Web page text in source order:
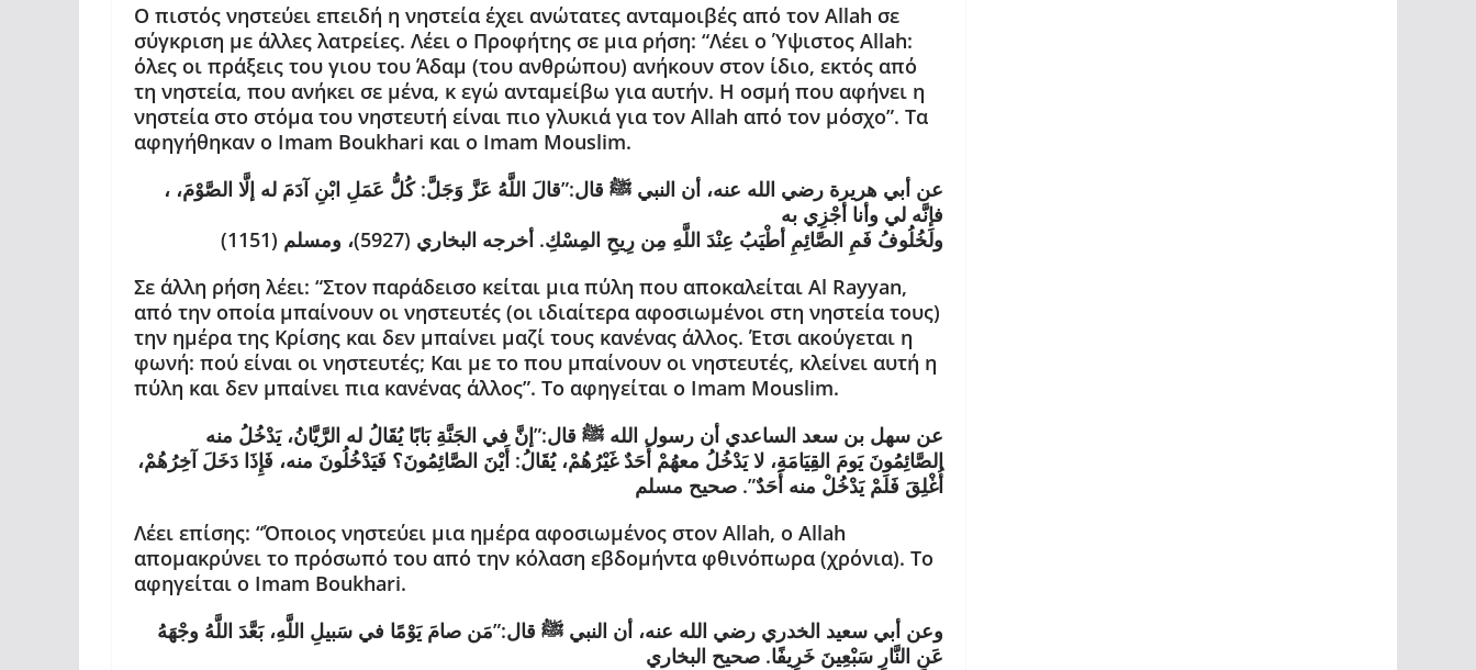
Ο πιστός νηστεύει επειδή η νηστεία έχει ανώτατες ανταμοιβές από τον Allah σε
σύγκριση με άλλες λατρείες. Λέει ο Προφήτης σε μια ρήση: “Λέει ο Ύψιστος Allah:
όλες οι πράξεις του γιου του Άδαμ (του ανθρώπου) ανήκουν στον ίδιο, εκτός από
τη νηστεία, που ανήκει σε μένα, κ εγώ ανταμείβω για αυτήν. Η οσμή που αφήνει η
νηστεία στο στόμα του νηστευτή είναι πιο γλυκιά για τον Allah από τον μόσχο”. Τα
αφηγήθηκαν ο Imam Boukhari και ο Imam Mouslim.
، عن أبي هريرة رضي الله عنه، أن النبي ﷺ قال:”قالَ اللَّهُ عَزَّ وَجَلَّ: كُلُّ عَمَلِ ابْنِ آدَمَ له إلَّا الصَّوْمَ،
فإنَّه لي وأنا أجْزِي به
ولَخُلُوفُ فَمِ الصَّائِمِ أطْيَبُ عِنْدَ اللَّهِ مِن رِيحِ المِسْكِ. أخرجه البخاري (5927)، ومسلم (1151)
Σε άλλη ρήση λέει: “Στον παράδεισο κείται μια πύλη που αποκαλείται Al Rayyan,
από την οποία μπαίνουν οι νηστευτές (οι ιδιαίτερα αφοσιωμένοι στη νηστεία τους)
την ημέρα της Κρίσης και δεν μπαίνει μαζί τους κανένας άλλος. Έτσι ακούγεται η
φωνή: πού είναι οι νηστευτές; Και με το που μπαίνουν οι νηστευτές, κλείνει αυτή η
πύλη και δεν μπαίνει πια κανένας άλλος”. Το αφηγείται ο Imam Mouslim.
عن سهل بن سعد الساعدي أن رسول الله ﷺ قال:”إنَّ في الجَنَّةِ بَابًا يُقَالُ له الرَّيَّانُ، يَدْخُلُ منه
الصَّائِمُونَ يَومَ القِيَامَةِ، لا يَدْخُلُ معهُمْ أَحَدٌ غَيْرُهُمْ، يُقَالُ: أَيْنَ الصَّائِمُونَ؟ فَيَدْخُلُونَ منه، فَإِذَا دَخَلَ آخِرُهُمْ،
أُغْلِقَ فَلَمْ يَدْخُلْ منه أَحَدٌ”. صحيح مسلم
Λέει επίσης: “Όποιος νηστεύει μια ημέρα αφοσιωμένος στον Allah, ο Allah
απομακρύνει το πρόσωπό του από την κόλαση εβδομήντα φθινόπωρα (χρόνια). Το
αφηγείται ο Imam Boukhari.
وعن أبي سعيد الخدري رضي الله عنه، أن النبي ﷺ قال:”مَن صامَ يَوْمًا في سَبيلِ اللَّهِ، بَعَّدَ اللَّهُ وجْهَهُ
عَنِ النَّارِ سَبْعِينَ خَرِيفًا. صحيح البخاري